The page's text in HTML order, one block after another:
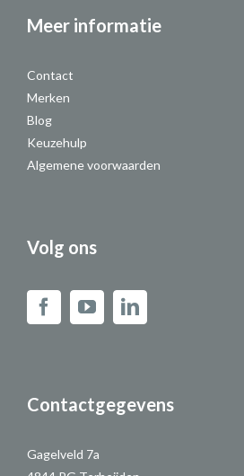
Meer informatie
Contact
Merken
Blog
Keuzehulp
Algemene voorwaarden
Volg ons
Contactgegevens
Gagelveld 7a